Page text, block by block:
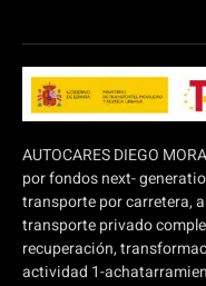
AUTOCARES DIEGO
por fondos next-
transporte por carretera,
transporte privado
recuperación,
actividad 1-